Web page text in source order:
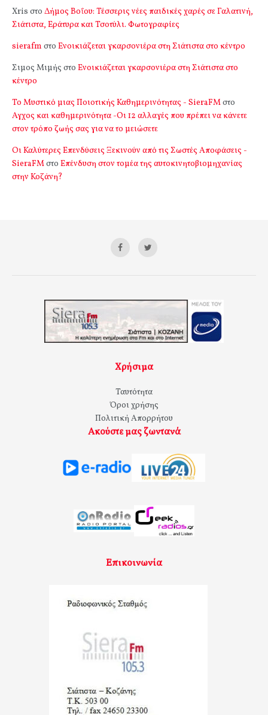
Xris στο Δήμος Βοΐου: Τέσσερις νέες παιδικές χαρές σε Γαλατινή,
Σιάτιστα, Εράτυρα και Τσοτύλι. Φωτογραφίες
sierafm στο Ενοικιάζεται γκαρσονιέρα στη Σιάτιστα στο κέντρο
Σιμος Μιμής στο Ενοικιάζεται γκαρσονιέρα στη Σιάτιστα στο
κέντρο
Το Μυστικό μιας Ποιοτικής Καθημερινότητας - SieraFMστο
Αγχος και καθημερινότητα -Οι 12 αλλαγές που πρέπει να κάνετε
στον τρόπο ζωής σας για να το μειώσετε
Οι Καλύτερες Επενδύσεις Ξεκινούν από τις Σωστές Αποφάσεις -
SieraFMστο Επένδυση στον τομέα της αυτοκινητοβιομηχανίας
στην Κοζάνη?
Χρήσιμα
Ταυτότητα
Όροι χρήσης
Πολιτική Απορρήτου
Ακούστε μας ζωντανά
Επικοινωνία